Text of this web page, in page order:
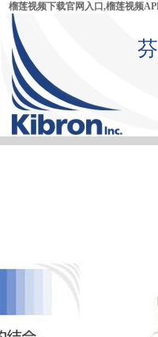
榴莲视频下载官网入口,榴莲视频